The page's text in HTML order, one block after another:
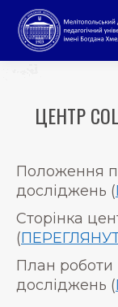
ЦЕНТР
Положення
досліджень (
Сторінка
(
План роботи
досліджень (